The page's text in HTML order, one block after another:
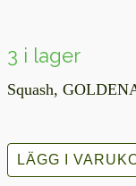
3 i lager
Squash,
LÄGG I